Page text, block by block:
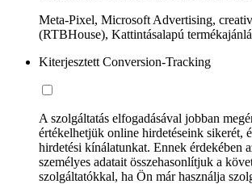
Meta-Pixel, Microsoft Advertising,
(RTBHouse), Kattintásalapú
Kiterjesztett Conversion-Tracking
A szolgáltatás elfogadásával jobban
értékelhetjük online hirdetéseink sikerét,
hirdetési kínálatunkat. Ennek érdekében
személyes adatait összehasonlítjuk a
szolgáltatókkal, ha Ön már használja